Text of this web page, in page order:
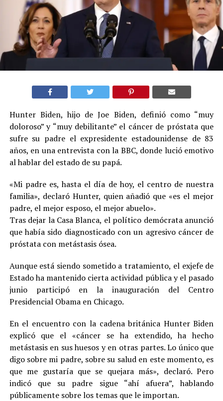
Hunter Biden, hijo de Joe Biden, definió como “muy
doloroso” y “muy debilitante” el cáncer de próstata que
sufre su padre el expresidente estadounidense de 83
años, en una entrevista con la BBC, donde lució emotivo
al hablar del estado de su papá.
«Mi padre es, hasta el día de hoy, el centro de nuestra
familia», declaró Hunter, quien añadió que «es el mejor
padre, el mejor esposo, el mejor abuelo».
Tras dejar la Casa Blanca, el político demócrata anunció
que había sido diagnosticado con un agresivo cáncer de
próstata con metástasis ósea.
Aunque está siendo sometido a tratamiento, el exjefe de
Estado ha mantenido cierta actividad pública y el pasado
junio participó en la inauguración del Centro
Presidencial Obama en Chicago.
En el encuentro con la cadena británica Hunter Biden
explicó que el «cáncer se ha extendido, ha hecho
metástasis en sus huesos y en otras partes. Lo único que
digo sobre mi padre, sobre su salud en este momento, es
que me gustaría que se quejara más», declaró. Pero
indicó que su padre sigue “ahí afuera”, hablando
públicamente sobre los temas que le importan.